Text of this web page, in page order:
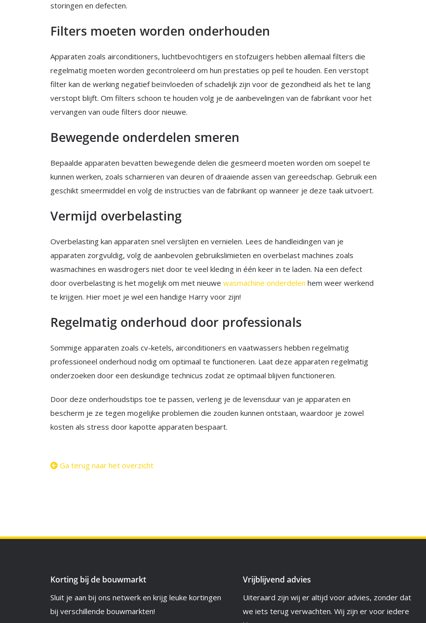
storingen en defecten.
Filters moeten worden onderhouden
Apparaten zoals airconditioners, luchtbevochtigers en stofzuigers hebben allemaal filters die
regelmatig moeten worden gecontroleerd om hun prestaties op peil te houden. Een verstopt
filter kan de werking negatief beïnvloeden of schadelijk zijn voor de gezondheid als het te lang
verstopt blijft. Om filters schoon te houden volg je de aanbevelingen van de fabrikant voor het
vervangen van oude filters door nieuwe.
Bewegende onderdelen smeren
Bepaalde apparaten bevatten bewegende delen die gesmeerd moeten worden om soepel te
kunnen werken, zoals scharnieren van deuren of draaiende assen van gereedschap. Gebruik een
geschikt smeermiddel en volg de instructies van de fabrikant op wanneer je deze taak uitvoert.
Vermijd overbelasting
Overbelasting kan apparaten snel verslijten en vernielen. Lees de handleidingen van je
apparaten zorgvuldig, volg de aanbevolen gebruikslimieten en overbelast machines zoals
wasmachines en wasdrogers niet door te veel kleding in één keer in te laden. Na een defect
door overbelasting is het mogelijk om met nieuwe wasmachine onderdelen hem weer werkend
te krijgen. Hier moet je wel een handige Harry voor zijn!
Regelmatig onderhoud door professionals
Sommige apparaten zoals cv-ketels, airconditioners en vaatwassers hebben regelmatig
professioneel onderhoud nodig om optimaal te functioneren. Laat deze apparaten regelmatig
onderzoeken door een deskundige technicus zodat ze optimaal blijven functioneren.
Door deze onderhoudstips toe te passen, verleng je de levensduur van je apparaten en
bescherm je ze tegen mogelijke problemen die zouden kunnen ontstaan, waardoor je zowel
kosten als stress door kapotte apparaten bespaart.
Ga terug naar het overzicht
Korting bij de bouwmarkt
Sluit je aan bij ons netwerk en krijg leuke kortingen
bij verschillende bouwmarkten!
Vrijblijvend advies
Uiteraard zijn wij er altijd voor advies, zonder dat
we iets terug verwachten. Wij zijn er voor iedere